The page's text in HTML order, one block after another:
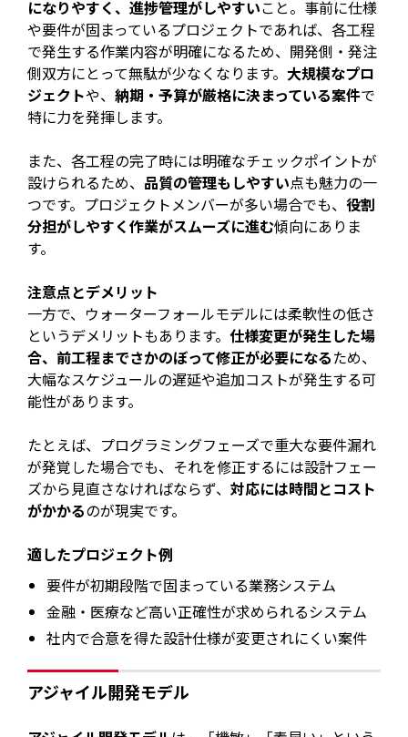
になりやすく、進捗管理がしやすいこと。事前に仕様
や要件が固まっているプロジェクトであれば、各工程
で発生する作業内容が明確になるため、開発側・発注
側双方にとって無駄が少なくなります。大規模なプロ
ジェクトや、納期・予算が厳格に決まっている案件で
特に力を発揮します。
また、各工程の完了時には明確なチェックポイントが
設けられるため、 品質の管理もしやすい点も魅力の一
つです。プロジェクトメンバーが多い場合でも、役割
分担がしやすく作業がスムーズに進む傾向にありま
す。
注意点とデメリット
一方で、ウォーターフォールモデルには柔軟性の低さ
というデメリットもあります。仕様変更が発生した場
合、前工程までさかのぼって修正が必要になるため、
大幅なスケジュールの遅延や追加コストが発生する可
能性があります。
たとえば、プログラミングフェーズで重大な要件漏れ
が発覚した場合でも、それを修正するには設計フェー
ズから見直さなければならず、対応には時間とコスト
がかかるのが現実です。
適したプロジェクト例
要件が初期段階で固まっている業務システム
金融・医療など高い正確性が求められるシステム
社内で合意を得た設計仕様が変更されにくい案件
アジャイル開発モデル